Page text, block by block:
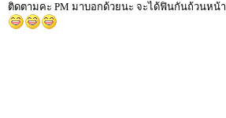
ติดตามคะ PM มาบอกด้วยนะ จะได้ฟินกันถ้วนหน้า